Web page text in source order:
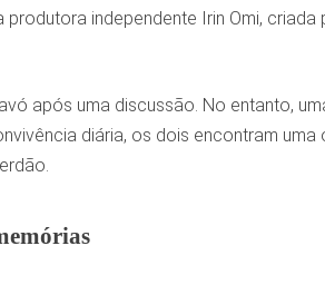
independente Irin Omi,
após uma discussão. No entanto,
diária, os dois encontram